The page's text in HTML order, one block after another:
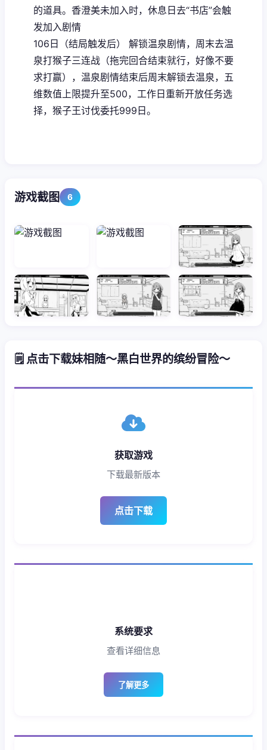
的道具。香澄美未加入时，休息日去“书店”会触
发加入剧情
106日（结局触发后） 解锁温泉剧情，周末去温
泉打猴子三连战（拖完回合结束就行，好像不要
求打赢），温泉剧情结束后周末解锁去温泉，五
维数值上限提升至500，工作日重新开放任务选
择，猴子王讨伐委托999日。
游戏截图 6
🗒️ 点击下载妹相随～黑白世界的缤纷冒险～
获取游戏
下载最新版本
点击下载
系统要求
查看详细信息
了解更多